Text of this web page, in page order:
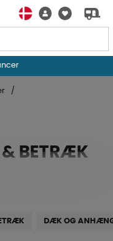
& BETRÆK
DÆK OG